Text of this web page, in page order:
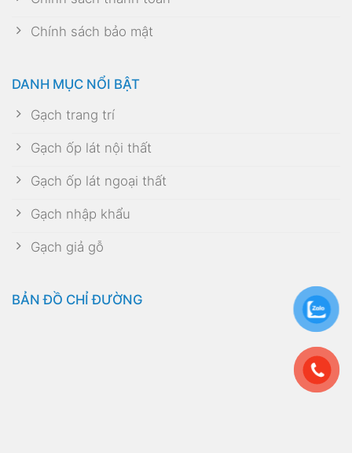
Chính sách bảo mật
DANH MỤC NỔI BẬT
Gạch trang trí
Gạch ốp lát nội thất
Gạch ốp lát ngoại thất
Gạch nhập khẩu
Gạch giả gỗ
BẢN ĐỒ CHỈ ĐƯỜNG